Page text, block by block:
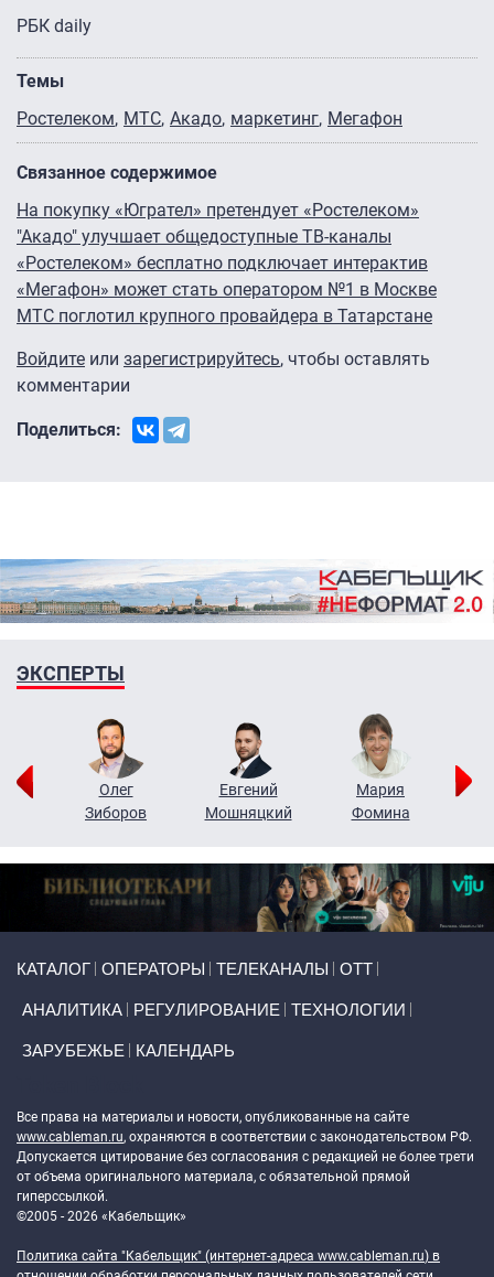
РБК daily
Темы
Ростелеком МТС Акадо маркетинг Мегафон
Связанное содержимое
На покупку «Югрател» претендует «Ростелеком»
"Акадо" улучшает общедоступные ТВ-каналы
«Ростелеком» бесплатно подключает интерактив
«Мегафон» может стать оператором №1 в Москве
МТС поглотил крупного провайдера в Татарстане
Войдите или зарегистрируйтесь, чтобы оставлять
комментарии
Поделиться:
ЭКСПЕРТЫ
Олег
Зиборов
Евгений
Мошняцкий
Мария
Фомина
КАТАЛОГ ОПЕРАТОРЫ ТЕЛЕКАНАЛЫ ОТТ
АНАЛИТИКА РЕГУЛИРОВАНИЕ ТЕХНОЛОГИИ
ЗАРУБЕЖЬЕ КАЛЕНДАРЬ
Все права на материалы и новости, опубликованные на сайте
www.cableman.ru, охраняются в соответствии с законодательством РФ.
Допускается цитирование без согласования с редакцией не более трети
от объема оригинального материала, с обязательной прямой
гиперссылкой.
©2005 - 2026 «Кабельщик»
Политика сайта "Кабельщик" (интернет-адреса www.cableman.ru) в